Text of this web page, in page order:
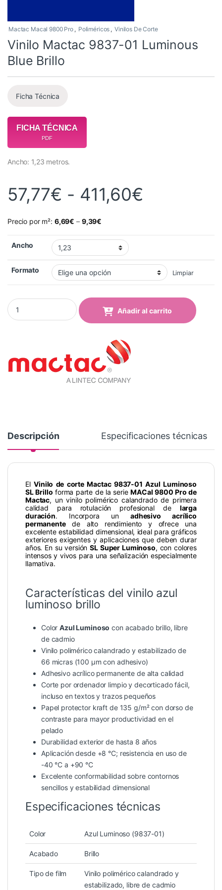
Mactac Macal 9800 Pro , Poliméricos , Vinilos De Corte
Vinilo Mactac 9837-01 Luminous
Blue Brillo
Ficha Técnica
FICHA TÉCNICA
PDF
Ancho: 1,23 metros.
57,77€ - 411,60€
Precio por m²: 6,69€ – 9,39€
Ancho
Formato Limpiar
Vinilo Mactac 9837-01 Luminous Blue Brillo quantity
Añadir al carrito
Descripción Especificaciones técnicas
ElVinilo de corte Mactac 9837-01 Azul Luminoso
SL Brillo forma parte de la serieMACal 9800 Pro de
Mactac, un vinilo polimérico calandrado de primera
calidad para rotulación profesional de larga
duración. Incorpora un adhesivo acrílico
permanentede alto rendimiento y ofrece una
excelente estabilidad dimensional, ideal para gráficos
exteriores exigentes y aplicaciones que deben durar
años. En su versiónSL Super Luminoso, con colores
intensos y vivos para una señalización especialmente
llamativa.
Características del vinilo azul
luminoso brillo
ColorAzul Luminoso con acabado brillo, libre
de cadmio
Vinilo polimérico calandrado y estabilizado de
66 micras (100 µm con adhesivo)
Adhesivo acrílico permanente de alta calidad
Corte por ordenador limpio y decorticado fácil,
incluso en textos y trazos pequeños
Papel protector kraft de 135 g/m² con dorso de
contraste para mayor productividad en el
pelado
Durabilidad exterior de hasta 8 años
Aplicación desde +8 °C; resistencia en uso de
-40 °C a +90 °C
Excelente conformabilidad sobre contornos
sencillos y estabilidad dimensional
Especificaciones técnicas
Color Azul Luminoso (9837-01)
Acabado Brillo
Tipo de film
Vinilo polimérico calandrado y
estabilizado, libre de cadmio